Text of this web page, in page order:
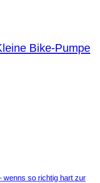
Bike-Pumpe
so richtig hart zur